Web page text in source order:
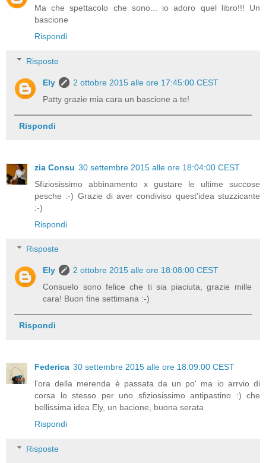
Ma che spettacolo che sono... io adoro quel libro!!! Un
bascione
Rispondi
Risposte
Ely
2 ottobre 2015 alle ore 17:45:00 CEST
Patty grazie mia cara un bascione a te!
Rispondi
zia Consu 30 settembre 2015 alle ore 18:04:00 CEST
Sfiziosissimo abbinamento x gustare le ultime succose
pesche :-) Grazie di aver condiviso quest'idea stuzzicante
:-)
Rispondi
Risposte
Ely
2 ottobre 2015 alle ore 18:08:00 CEST
Consuelo sono felice che ti sia piaciuta, grazie mille
cara! Buon fine settimana :-)
Rispondi
Federica 30 settembre 2015 alle ore 18:09:00 CEST
l'ora della merenda è passata da un po' ma io arrvio di
corsa lo stesso per uno sfiziosissimo antipastino :) che
bellissima idea Ely, un bacione, buona serata
Rispondi
Risposte